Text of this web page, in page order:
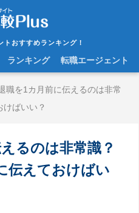
トおすすめランキング！
ランキング 転職エージェント
職を1カ月前に伝えるのは非常
ばいい？
るのは非常識？
伝えておけばい